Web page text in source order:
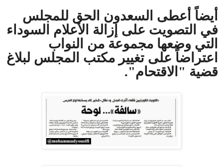
أيضاً أعطى السعدون الحق للمجلس
في التصويت على إزالة الأعلام السوداء
التي وضعها مجموعة من النواب
اعتراضاً على تغيير مكتب المجلس لبلاغ
قضية "الاقتحام".